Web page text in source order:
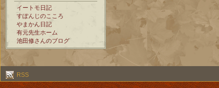
イートモ日記
すぽんじのこころ
やまかん日記
有元先生ホーム
池田修さんのブログ
RSS